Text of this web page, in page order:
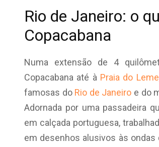
Rio de Janeiro: o
Copacabana
Numa extensão de 4
Copacabana até à Praia do Leme
famosas do Rio de Janeiro e do
Adornada por uma passadeira
em calçada portuguesa,
em desenhos alusivos às ondas